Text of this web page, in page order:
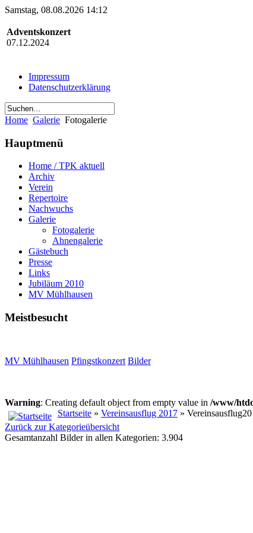
Samstag, 08.08.2026 14:12
Adventskonzert
07.12.2024
Impressum
Datenschutzerklärung
Home Galerie Fotogalerie
Hauptmenü
Home / TPK aktuell
Archiv
Verein
Repertoire
Nachwuchs
Galerie
Fotogalerie
Ahnengalerie
Gästebuch
Presse
Links
Jubiläum 2010
MV Mühlhausen
Meistbesucht
MV Mühlhausen Pfingstkonzert Bilder
Warning: Creating default object from empty value in /www/
Startseite » Vereinsausflug 2017 »
Zurück zur Kategorieübersicht
Gesamtanzahl Bilder in allen Kategorien: 3.904